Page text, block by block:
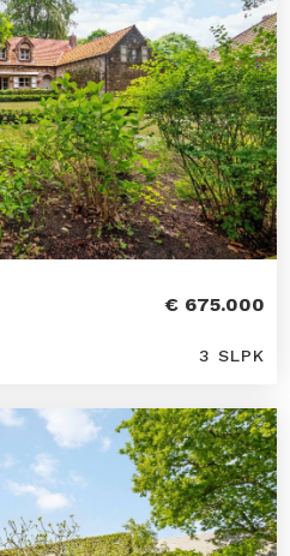
€ 675.000
3 SLPK